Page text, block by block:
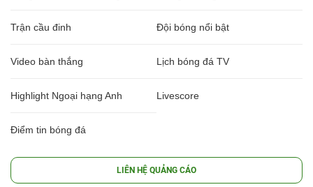
Trận cầu đinh Đội bóng nổi bật
Video bàn thắng Lịch bóng đá TV
Highlight Ngoại hạng Anh Livescore
Điểm tin bóng đá
LIÊN HỆ QUẢNG CÁO